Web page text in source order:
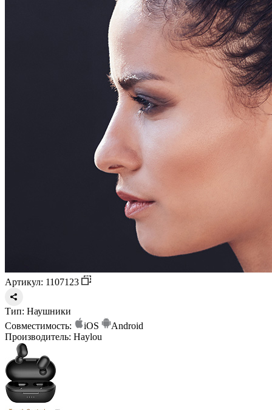
Артикул: 1107123
Тип: Наушники
Совместимость:
iOS
Android
Производитель: Haylou